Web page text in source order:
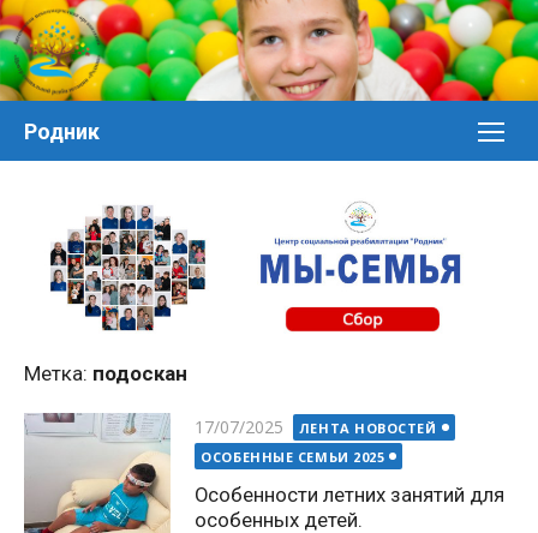
Перейти
к
контенту
Родник
Метка: подоскан
Posted
on
17/07/2025
ЛЕНТА НОВОСТЕЙ
ОСОБЕННЫЕ СЕМЬИ 2025
Особенности летних занятий для
особенных детей.